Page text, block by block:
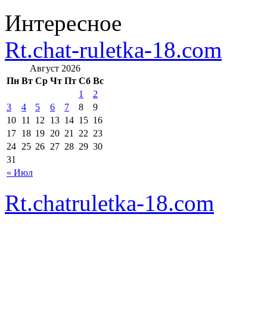
Интересное
Rt.chat-ruletka-18.com
Август 2026
Пн Вт Ср Чт Пт Сб Вс
« Июл
1
2
3
4 5 6 7 8
9
10 11 12 13 14 15 16
17 18 19 20 21 22 23
24 25 26 27 28 29 30
31
Rt.chatruletka-18.com